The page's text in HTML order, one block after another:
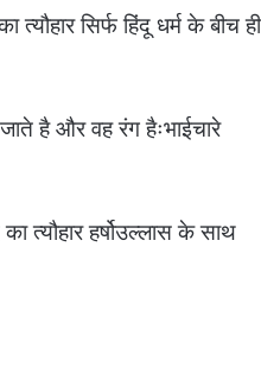
त्यौहार सिर्फ हिंदू धर्म के बीच ही
है और वह रंग हैःभाईचारे
त्यौहार हर्षोउल्लास के साथ